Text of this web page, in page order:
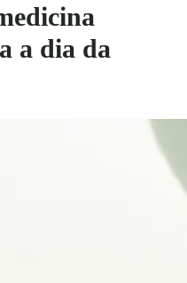
a dia da